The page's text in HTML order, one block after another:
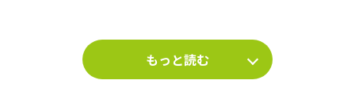
もっと読む